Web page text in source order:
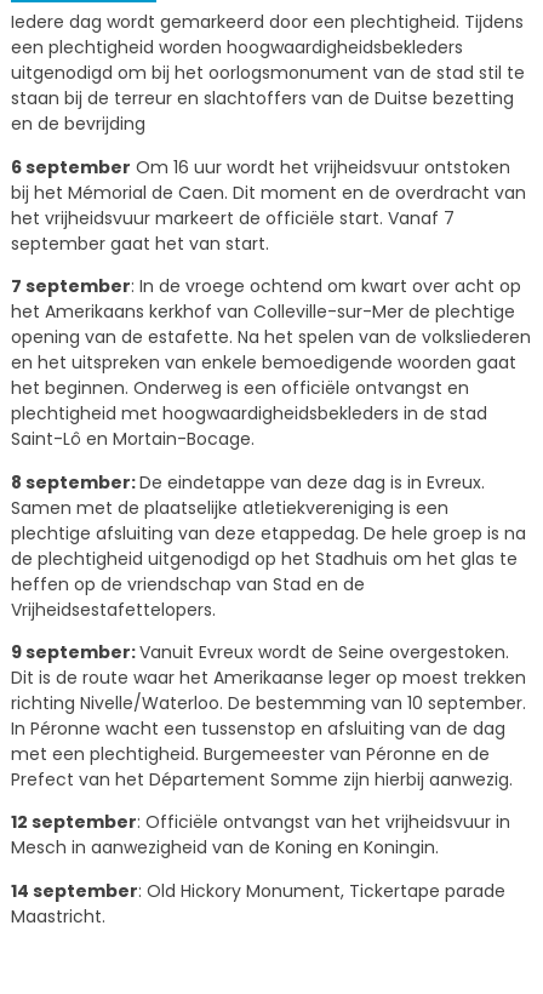
Iedere dag wordt gemarkeerd door een plechtigheid. Tijdens
een plechtigheid worden hoogwaardigheidsbekleders
uitgenodigd om bij het oorlogsmonument van de stad stil te
staan bij de terreur en slachtoffers van de Duitse bezetting
en de bevrijding
6 september Om 16 uur wordt het vrijheidsvuur ontstoken
bij het Mémorial de Caen. Dit moment en de overdracht van
het vrijheidsvuur markeert de officiële start. Vanaf 7
september gaat het van start.
7 september: In de vroege ochtend om kwart over acht op
het Amerikaans kerkhof van Colleville-sur-Mer de plechtige
opening van de estafette. Na het spelen van de volksliederen
en het uitspreken van enkele bemoedigende woorden gaat
het beginnen. Onderweg is een officiële ontvangst en
plechtigheid met hoogwaardigheidsbekleders in de stad
Saint-Lô en Mortain-Bocage.
8 september:De eindetappe van deze dag is in Evreux.
Samen met de plaatselijke atletiekvereniging is een
plechtige afsluiting van deze etappedag. De hele groep is na
de plechtigheid uitgenodigd op het Stadhuis om het glas te
heffen op de vriendschap van Stad en de
Vrijheidsestafettelopers.
9 september:Vanuit Evreux wordt de Seine overgestoken.
Dit is de route waar het Amerikaanse leger op moest trekken
richting Nivelle/Waterloo. De bestemming van 10 september.
In Péronne wacht een tussenstop en afsluiting van de dag
met een plechtigheid. Burgemeester van Péronne en de
Prefect van het Département Somme zijn hierbij aanwezig.
12 september: Officiële ontvangst van het vrijheidsvuur in
Mesch in aanwezigheid van de Koning en Koningin.
14 september: Old Hickory Monument, Tickertape parade
Maastricht.